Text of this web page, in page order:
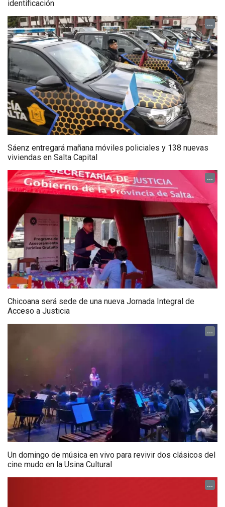
identificación
...
Sáenz entregará mañana móviles policiales y 138 nuevas
viviendas en Salta Capital
...
Chicoana será sede de una nueva Jornada Integral de
Acceso a Justicia
...
Un domingo de música en vivo para revivir dos clásicos del
cine mudo en la Usina Cultural
...